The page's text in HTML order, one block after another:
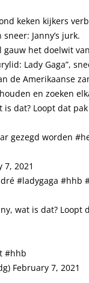
keken kijkers
Janny’s jurk.
gauw het doelwit
Lady Gaga”,
de Amerikaanse
en zoeken
is dat? Loopt dat
gezegd worden
7, 2021
#ladygaga #hhb
wat is dat?
#hhb
February 7, 2021